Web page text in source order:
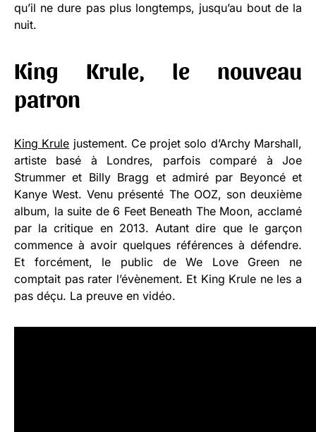
qu’il ne dure pas plus longtemps, jusqu’au bout de la
nuit.
King Krule, le nouveau
patron
King Krule justement. Ce projet solo d’Archy Marshall,
artiste basé à Londres, parfois comparé à Joe
Strummer et Billy Bragg et admiré par Beyoncé et
Kanye West. Venu présenté The OOZ, son deuxième
album, la suite de 6 Feet Beneath The Moon, acclamé
par la critique en 2013. Autant dire que le garçon
commence à avoir quelques références à défendre.
Et forcément, le public de We Love Green ne
comptait pas rater l’évènement. Et King Krule ne les a
pas déçu. La preuve en vidéo.